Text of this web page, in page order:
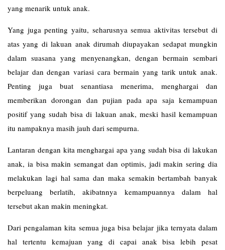
yang menarik untuk anak.
Yang juga penting yaitu, seharusnya semua aktivitas tersebut di
atas yang di lakuan anak dirumah diupayakan sedapat mungkin
dalam suasana yang menyenangkan, dengan bermain sembari
belajar dan dengan variasi cara bermain yang tarik untuk anak.
Penting juga buat senantiasa menerima, menghargai dan
memberikan dorongan dan pujian pada apa saja kemampuan
positif yang sudah bisa di lakuan anak, meski hasil kemampuan
itu nampaknya masih jauh dari sempurna.
Lantaran dengan kita menghargai apa yang sudah bisa di lakukan
anak, ia bisa makin semangat dan optimis, jadi makin sering dia
melakukan lagi hal sama dan maka semakin bertambah banyak
berpeluang berlatih, akibatnnya kemampuannya dalam hal
tersebut akan makin meningkat.
Dari pengalaman kita semua juga bisa belajar jika ternyata dalam
hal tertentu kemajuan yang di capai anak bisa lebih pesat